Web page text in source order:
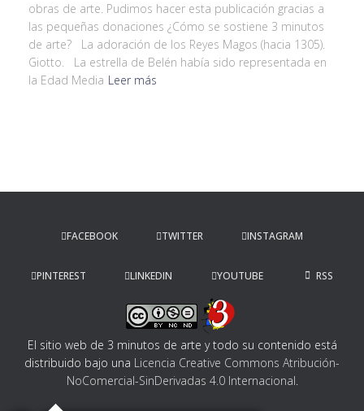
obras de arte. Pudimos hacer esta publicación gracias a
las pequeñas donaciones ¿Cómo se sostiene 3 minutos
de arte? La adoración de los Reyes Magos (hacia 1305).
Giotto. La estrella de Belén había sido representada en
la Edad Media Leer más
FACEBOOK TWITTER INSTAGRAM
PINTEREST LINKEDIN YOUTUBE RSS
El sitio web de 3 minutos de arte y todo su contenido está
distribuido bajo una Licencia Creative Commons Atribución-
NoComercial-SinDerivadas 4.0 Internacional.